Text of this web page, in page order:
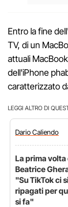
Entro la fine
TV, di un
attuali
dell'iPhone
caratterizzato
LEGGI ALTRO DI
DarioCaliendo
La prima volta
Beatrice
"Su TikTok ci
ripagati per
si fa"